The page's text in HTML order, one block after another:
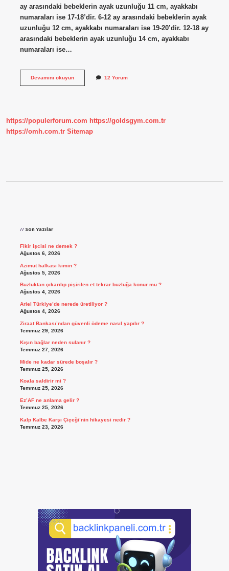
ay arasındaki bebeklerin ayak uzunluğu 11 cm, ayakkabı
numaraları ise 17-18’dir. 6-12 ay arasındaki bebeklerin ayak
uzunluğu 12 cm, ayakkabı numaraları ise 19-20’dir. 12-18 ay
arasındaki bebeklerin ayak uzunluğu 14 cm, ayakkabı
numaraları ise…
Devamını okuyun6-
Ayakkabı
12 Yorum
https://populerforum.com https://goldsgym.com.tr
https://omh.com.tr Sitemap
Son Yazılar
Fikir işcisi ne demek ?
Ağustos 6, 2026
Azimut halkası kimin ?
Ağustos 5, 2026
Buzluktan çıkarılıp pişirilen et tekrar buzluğa konur mu ?
Ağustos 4, 2026
Ariel Türkiye’de nerede üretiliyor ?
Ağustos 4, 2026
Ziraat Bankası’ndan güvenli ödeme nasıl yapılır ?
Temmuz 29, 2026
Kışın bağlar neden sulanır ?
Temmuz 27, 2026
Mide ne kadar sürede boşalır ?
Temmuz 25, 2026
Koala saldirir mi ?
Temmuz 25, 2026
Ez’AF ne anlama gelir ?
Temmuz 25, 2026
Kalp Kalbe Karşı Çiçeği’nin hikayesi nedir ?
Temmuz 23, 2026